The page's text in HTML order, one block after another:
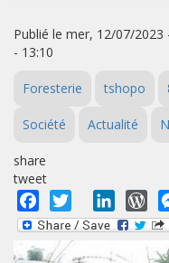
Publié le mer, 12/07/
- 13:10
Foresterie tshopo
Société Actualité
share
tweet
Facebook
Twitter